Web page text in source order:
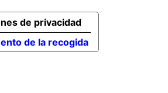
de la recogida
de privacidad